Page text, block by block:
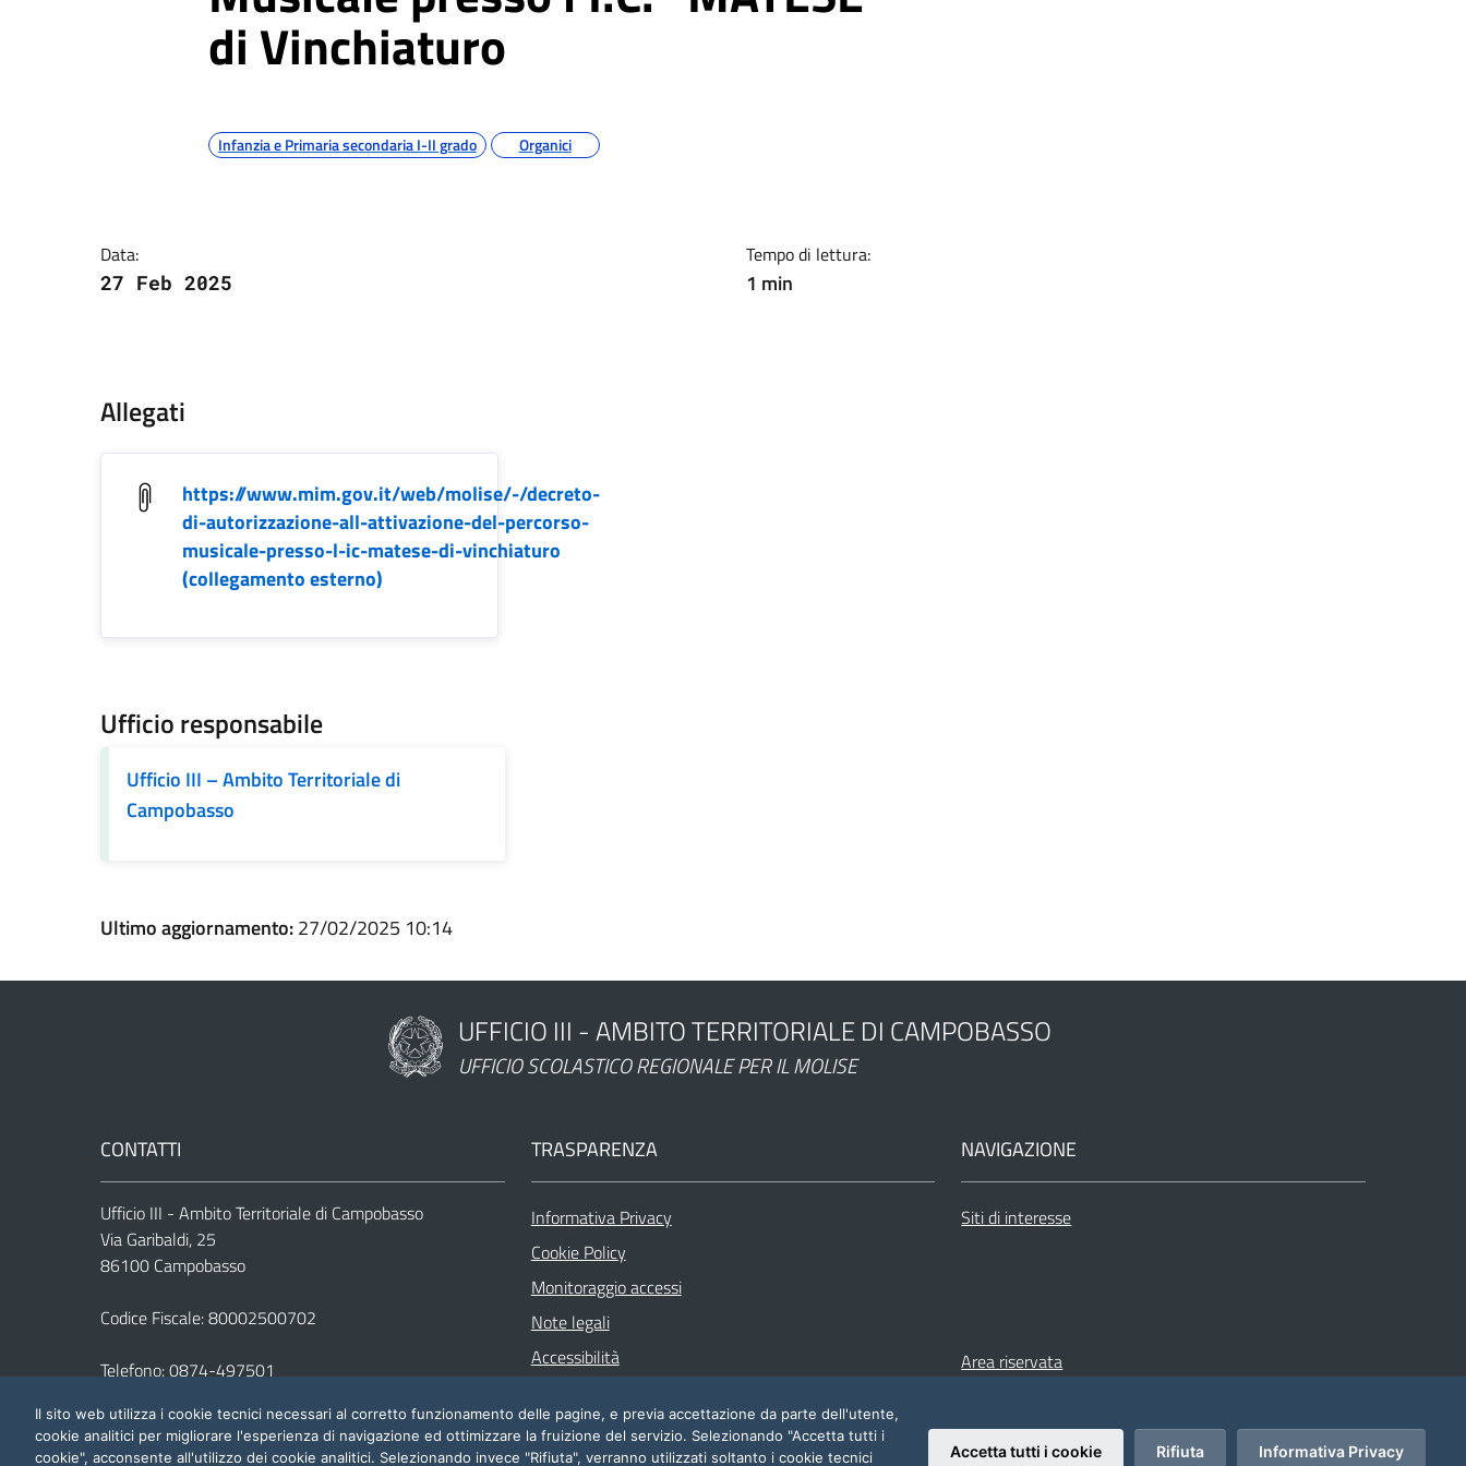
di Vinchiaturo
Argomenti
Infanzia e Primaria secondaria I-II grado Organici
Data:
27 Feb 2025
Tempo di lettura:
1 min
Allegati
https://www.mim.gov.it/web/molise/-/decreto-
di-autorizzazione-all-attivazione-del-percorso-
musicale-presso-l-ic-matese-di-vinchiaturo
(collegamento esterno)
Ufficio responsabile
Ufficio III – Ambito Territoriale di
Campobasso
Ultimo aggiornamento:27/02/2025 10:14
Nome dell'amministrazione
UFFICIO III - AMBITO TERRITORIALE DI CAMPOBASSO
UFFICIO SCOLASTICO REGIONALE PER IL MOLISE
CONTATTI
Ufficio III - Ambito Territoriale di Campobasso
Via Garibaldi, 25
86100 Campobasso
Codice Fiscale: 80002500702
Telefono:0874-497501
PEC:uspcb@postacert.istruzione.it
TRASPARENZA
Informativa Privacy
Cookie Policy
Monitoraggio accessi
Note legali
Accessibilità
NAVIGAZIONE
Siti di interesse
Area riservata
Il sito web utilizza i cookie tecnici necessari al corretto funzionamento delle pagine, e previa accettazione da parte dell'utente,
cookie analitici per migliorare l'esperienza di navigazione ed ottimizzare la fruizione del servizio. Selezionando "Accetta tutti i
cookie", acconsente all'utilizzo dei cookie analitici. Selezionando invece "Rifiuta", verranno utilizzati soltanto i cookie tecnici
Accetta tutti i cookie Rifiuta Informativa Privacy